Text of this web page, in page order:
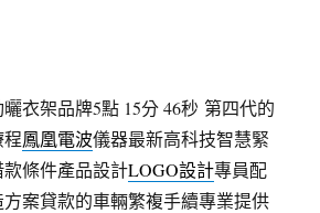
衣架品牌5點 15分 46秒 第四代的
鳳凰電波儀器最新高科技智慧緊
條件產品設計LOGO設計專員配
案貸款的車輛繁複手續專業提供